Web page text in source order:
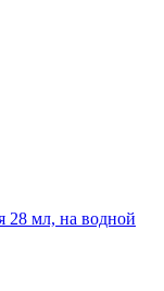
28 мл, на водной